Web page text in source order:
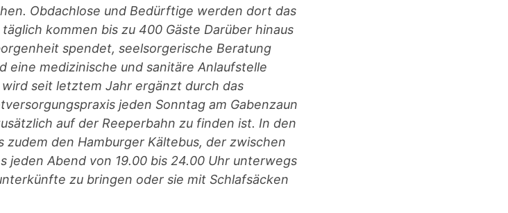
Obdachlose und Bedürftige werden dort das
kommen bis zu 400 Gäste Darüber hinaus
spendet, seelsorgerische Beratung
eine medizinische und sanitäre Anlaufstelle
seit letztem Jahr ergänzt durch das
jeden Sonntag am Gabenzaun
auf der Reeperbahn zu finden ist. In den
den Hamburger Kältebus, der zwischen
jeden Abend von 19.00 bis 24.00 Uhr unterwegs
zu bringen oder sie mit Schlafsäcken